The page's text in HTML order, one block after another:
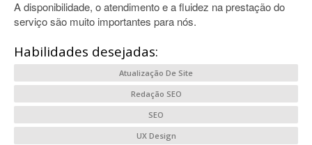
A disponibilidade, o atendimento e a fluidez na prestação do
serviço são muito importantes para nós.
Habilidades desejadas:
Atualização De Site
Redação SEO
SEO
UX Design